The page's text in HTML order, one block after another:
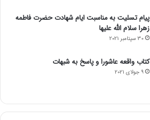
پیام تسلیت به مناسبت ایام شهادت حضرت فاطمه
زهرا سلام الله علیها
30 سپتامبر 2021
کتاب واقعه عاشورا و پاسخ به شبهات
9 جولای 2021